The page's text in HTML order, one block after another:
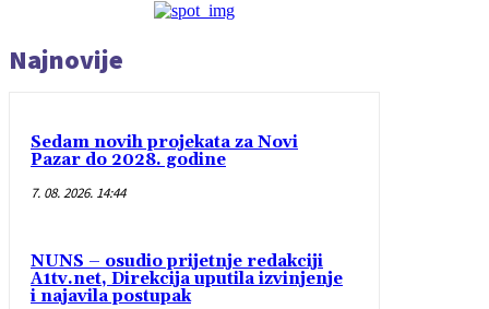
Najnovije
Sedam novih projekata za Novi
Pazar do 2028. godine
7. 08. 2026. 14:44
NUNS – osudio prijetnje redakciji
A1tv.net, Direkcija uputila izvinjenje
i najavila postupak